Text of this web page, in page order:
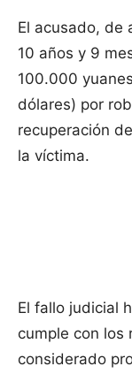
El acusado, de
10 años y 9
100.000
dólares) por
recuperación
la víctima.
El fallo judicial
cumple con los
considerado